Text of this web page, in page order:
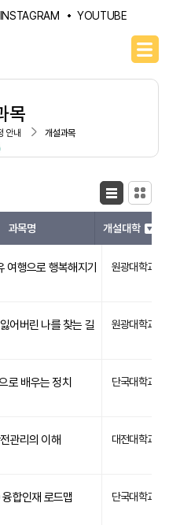
INSTAGRAM YOUTUBE
목
안내 개설과목
과목명 개설대학
여행으로 행복해지기 원광대학교
어버린 나를 찾는 길 원광대학교
로 배우는 정치 단국대학교
관리의 이해 대전대학교
합인재 로드맵 단국대학교